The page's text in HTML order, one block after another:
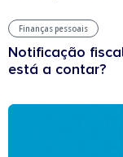
Finanças pessoais
Notificação
está a contar?